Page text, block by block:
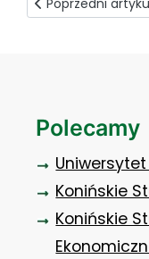
Poprzedni
Polecamy
Konińskie
Konińskie